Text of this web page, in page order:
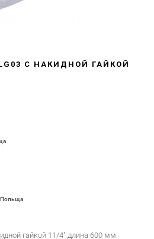
С НАКИДНОЙ ГАЙКОЙ
Польща
гайкой 11/4" длина 600 мм